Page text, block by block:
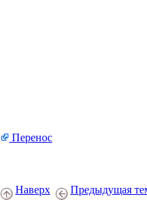
Перенос
Наверх Предыдущая